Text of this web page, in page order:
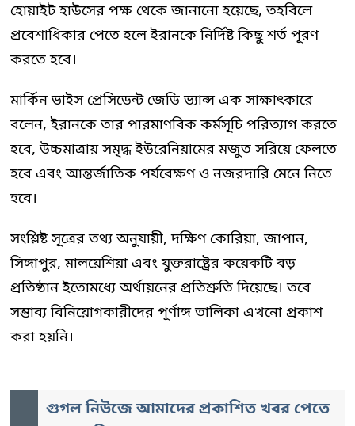
হোয়াইট হাউসের পক্ষ থেকে জানানো হয়েছে, তহবিলে
প্রবেশাধিকার পেতে হলে ইরানকে নির্দিষ্ট কিছু শর্ত পূরণ
করতে হবে।
মার্কিন ভাইস প্রেসিডেন্ট জেডি ভ্যান্স এক সাক্ষাৎকারে
বলেন, ইরানকে তার পারমাণবিক কর্মসূচি পরিত্যাগ করতে
হবে, উচ্চমাত্রায় সমৃদ্ধ ইউরেনিয়ামের মজুত সরিয়ে ফেলতে
হবে এবং আন্তর্জাতিক পর্যবেক্ষণ ও নজরদারি মেনে নিতে
হবে।
সংশ্লিষ্ট সূত্রের তথ্য অনুযায়ী, দক্ষিণ কোরিয়া, জাপান,
সিঙ্গাপুর, মালয়েশিয়া এবং যুক্তরাষ্ট্রের কয়েকটি বড়
প্রতিষ্ঠান ইতোমধ্যে অর্থায়নের প্রতিশ্রুতি দিয়েছে। তবে
সম্ভাব্য বিনিয়োগকারীদের পূর্ণাঙ্গ তালিকা এখনো প্রকাশ
করা হয়নি।
গুগল নিউজে আমাদের প্রকাশিত খবর পেতে